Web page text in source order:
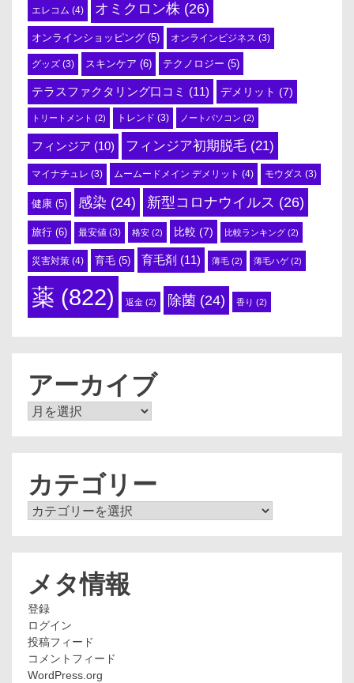
エレコム (4) オミクロン株 (26)
オンラインショッピング (5) オンラインビジネス (3)
グッズ (3) スキンケア (6) テクノロジー (5)
テラスファクタリング口コミ (11) デメリット (7)
トリートメント (2) トレンド (3) ノートパソコン (2)
フィンジア (10) フィンジア初期脱毛 (21)
マイナチュレ (3) ムームードメイン デメリット (4) モウダス (3)
健康 (5) 感染 (24) 新型コロナウイルス (26)
旅行 (6) 最安値 (3) 格安 (2) 比較 (7) 比較ランキング (2)
災害対策 (4) 育毛 (5) 育毛剤 (11) 薄毛 (2) 薄毛ハゲ(2)
薬 (822) 返金 (2) 除菌 (24) 香り (2)
アーカイブ
ア
カテゴリー
カ
メタ情報
登録
ログイン
投稿フィード
コメントフィード
WordPress.org